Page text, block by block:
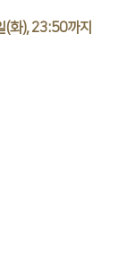
화), 23:50까지